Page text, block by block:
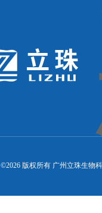
©2026 版权所有 广州立珠生物